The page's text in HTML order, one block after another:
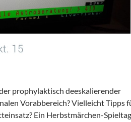
prophylaktisch deeskalierender
Vorabbereich? Vielleicht Tipps
Ein Herbstmärchen-